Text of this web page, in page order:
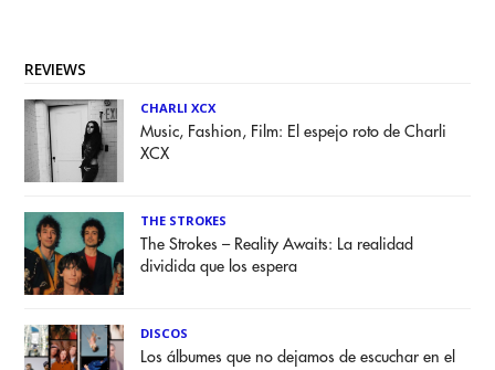
REVIEWS
CHARLI XCX
Music, Fashion, Film: El espejo roto de Charli
XCX
THE STROKES
The Strokes – Reality Awaits: La realidad
dividida que los espera
DISCOS
Los álbumes que no dejamos de escuchar en el